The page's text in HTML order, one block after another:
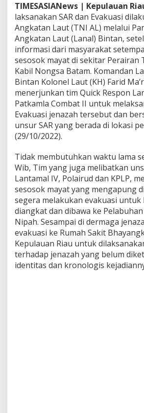
a
k
u
a
s
i
M
a
y
a
t
T
a
n
p
d
e
n
t
i
t
a
s
i
B
a
t
TIMESASIANews | Kepulauan
laksanakan SAR dan Evakuasi
Angkatan Laut (TNI AL) melalui
Angkatan Laut (Lanal) Bintan,
informasi dari masyarakat
sesosok mayat di sekitar Perairan
Kabil Nongsa Batam. Komandan
Bintan Kolonel Laut (KH) Farid
menerjunkan tim Quick Respon
Patkamla Combat II untuk
Evakuasi jenazah tersebut dan
unsur SAR yang berada di lokasi
(29/10/2022).
Tidak membutuhkan waktu lama
Wib, Tim yang juga melibatkan
Lantamal IV, Polairud dan KPLP,
sesosok mayat yang mengapung
segera melakukan evakuasi untuk
diangkat dan dibawa ke
Nipah. Sesampai di dermaga
evakuasi ke Rumah Sakit
Kepulauan Riau untuk
terhadap jenazah yang belum
identitas dan kronologis